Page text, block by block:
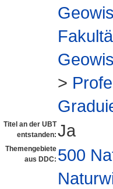
>
Titel an der UBT
entstanden: Ja
Themengebiete
aus DDC: 500